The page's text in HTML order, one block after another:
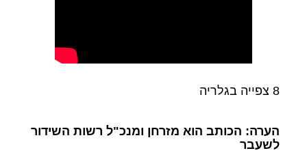
8 צפייה בגלריה
הערה: הכותב הוא מזרחן ומנכ"ל רשות השידור
לשעבר